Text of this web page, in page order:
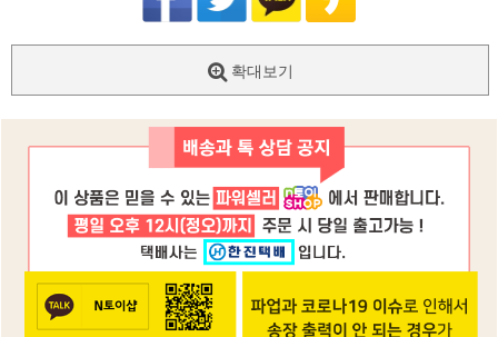
확대보기